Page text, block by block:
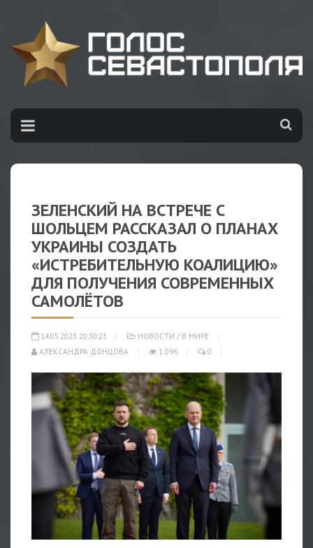
ЗЕЛЕНСКИЙ НА ВСТРЕЧЕ С
ШОЛЬЦЕМ РАССКАЗАЛ О ПЛАНАХ
УКРАИНЫ СОЗДАТЬ
«ИСТРЕБИТЕЛЬНУЮ КОАЛИЦИЮ»
ДЛЯ ПОЛУЧЕНИЯ СОВРЕМЕННЫХ
САМОЛЁТОВ
14.05.2023 20:30:23 НОВОСТИ / В МИРЕ
АЛЕКСАНДРА ДОНЦОВА
1 096 0